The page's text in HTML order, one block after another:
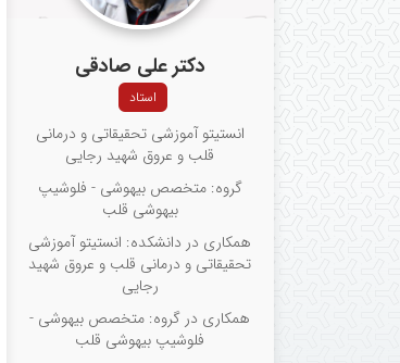
دکتر علی صادقی
استاد
انستیتو آموزشی تحقیقاتی و درمانی
قلب و عروق شهید رجایی
گروه: متخصص بیهوشی - فلوشیپ
بیهوشی قلب
همکاری در دانشکده: انستیتو آموزشی
تحقیقاتی و درمانی قلب و عروق شهید
رجایی
همکاری در گروه: متخصص بیهوشی -
فلوشیپ بیهوشی قلب